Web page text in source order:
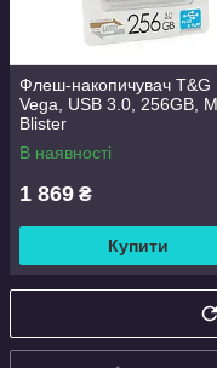
Флеш-накопичувач T&G
Vega, USB 3.0, 256GB,
Blister
В наявності
1 869 ₴
Купити